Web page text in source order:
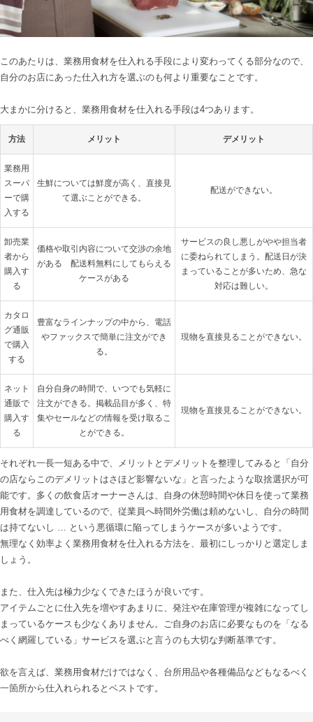
このあたりは、業務用食材を仕入れる手段により変わってくる部分なので、
自分のお店にあった仕入れ方を選ぶのも何より重要なことです。
方法 メリット デメリット
業務用
スーパ
ーで購
入する
生鮮については鮮度が高く、直接見
て選ぶことができる。
配送ができない。
卸売業
者から
購入す
る
価格や取引内容について交渉の余地
がある　配送料無料にしてもらえる
ケースがある
サービスの良し悪しがやや担当者
に委ねられてしまう。配送日が決
まっていることが多いため、急な
対応は難しい。
カタロ
グ通販
で購入
する
豊富なラインナップの中から、電話
やファックスで簡単に注文ができ
る。
現物を直接見ることができない。
ネット
通販で
購入す
る
自分自身の時間で、いつでも気軽に
注文ができる。掲載品目が多く、特
集やセールなどの情報を受け取るこ
とができる。
現物を直接見ることができない。
それぞれ一長一短ある中で、メリットとデメリットを整理してみると「自分
の店ならこのデメリットはさほど影響ないな」と言ったような取捨選択が可
能です。多くの飲食店オーナーさんは、自身の休憩時間や休日を使って業務
用食材を調達しているので、従業員へ時間外労働は頼めないし、自分の時間
は持てないし … という悪循環に陥ってしまうケースが多いようです。
無理なく効率よく業務用食材を仕入れる方法を、最初にしっかりと選定しま
しょう。
また、仕入先は極力少なくできたほうが良いです。
アイテムごとに仕入先を増やすあまりに、発注や在庫管理が複雑になってし
まっているケースも少なくありません。ご自身のお店に必要なものを「なる
べく網羅している」サービスを選ぶと言うのも大切な判断基準です。
欲を言えば、業務用食材だけではなく、台所用品や各種備品などもなるべく
一箇所から仕入れられるとベストです。